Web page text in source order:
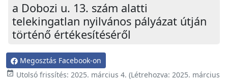
a Dobozi u. 13. szám alatti
telekingatlan nyilvános pályázat útján
történő értékesítéséről
Megosztás Facebook-on
event_available Utolsó frissítés: 2025. március 4. (Létrehozva: 2025. március